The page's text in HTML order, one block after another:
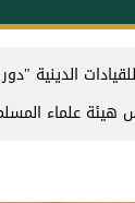
للقيادات الدينية
هيئة علماء